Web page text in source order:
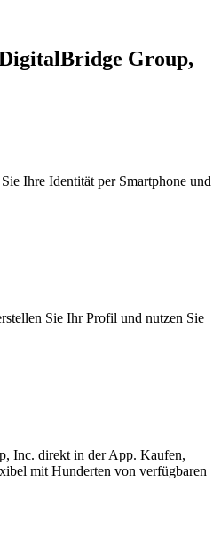
Group,
Ihre Identität per Smartphone und
Sie Ihr Profil und nutzen Sie
Inc. direkt in der App. Kaufen,
mit Hunderten von verfügbaren